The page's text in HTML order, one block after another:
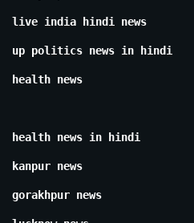
live india hindi news
up politics news in hindi
health news
health news in hindi
kanpur news
gorakhpur news